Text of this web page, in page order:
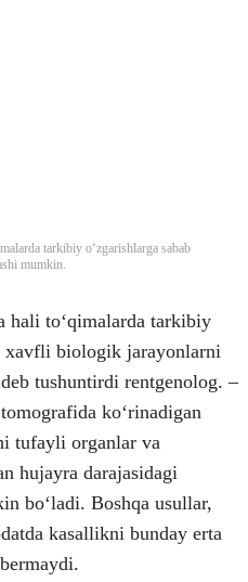
tarkibiy oʻzgarishlarga sabab
mumkin.
hali toʻqimalarda tarkibiy
xavfli biologik jarayonlarni
tushuntirdi rentgenolog. –
koʻrinadigan
tufayli organlar va
hujayra darajasidagi
boʻladi. Boshqa usullar,
kasallikni bunday erta